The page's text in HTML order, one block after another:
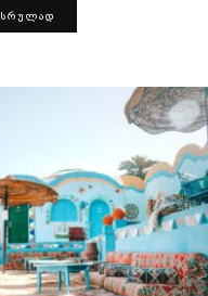
ᲡᲠᲣᲚᲐᲓ